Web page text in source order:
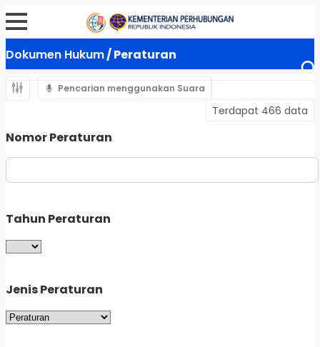
Dokumen Hukum/ Peraturan
Pencarian menggunakan Suara
Terdapat 466 data
Nomor Peraturan
Tahun Peraturan
Jenis Peraturan